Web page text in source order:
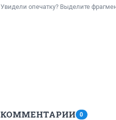
Увидели опечатку? Выделите
КОММЕНТАРИИ 0